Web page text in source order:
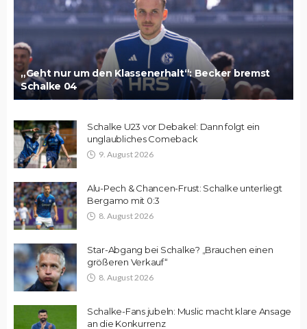
„Geht nur um den Klassenerhalt“: Becker bremst
Schalke 04
Schalke U23 vor Debakel: Dann folgt ein
unglaubliches Comeback
9. August 2026
Alu-Pech & Chancen-Frust: Schalke unterliegt
Bergamo mit 0:3
8. August 2026
Star-Abgang bei Schalke? „Brauchen einen
größeren Verkauf“
8. August 2026
Schalke-Fans jubeln: Muslic macht klare Ansage
an die Konkurrenz